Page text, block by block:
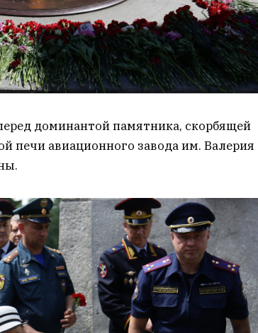
доминантой памятника, скорбящей
печи авиационного завода им. Валерия